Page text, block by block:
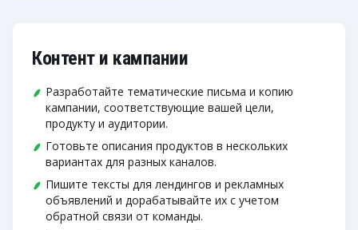
Контент и кампании
Разработайте тематические письма и копию
кампании, соответствующие вашей цели,
продукту и аудитории.
Готовьте описания продуктов в нескольких
вариантах для разных каналов.
Пишите тексты для лендингов и рекламных
объявлений и дорабатывайте их с учетом
обратной связи от команды.